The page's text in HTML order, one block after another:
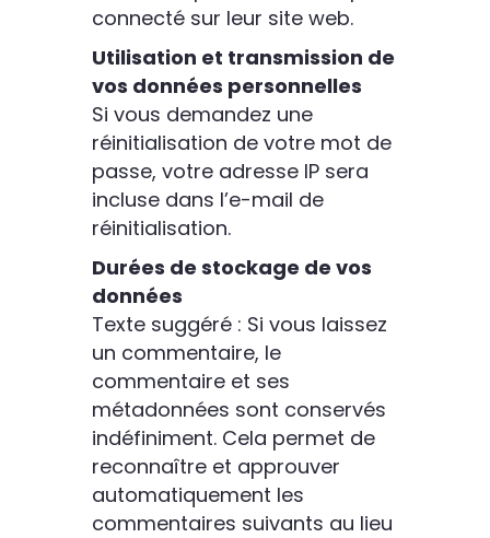
connecté sur leur site web.
Utilisation et transmission de
vos données personnelles
Si vous demandez une
réinitialisation de votre mot de
passe, votre adresse IP sera
incluse dans l’e-mail de
réinitialisation.
Durées de stockage de vos
données
Texte suggéré : Si vous laissez
un commentaire, le
commentaire et ses
métadonnées sont conservés
indéfiniment. Cela permet de
reconnaître et approuver
automatiquement les
commentaires suivants au lieu